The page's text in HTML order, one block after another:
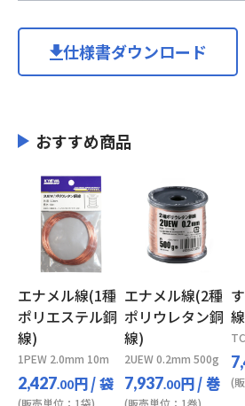
仕様書ダウンロード
おすすめ商品
エナメル線(1種
ポリエステル銅
線)
1PEW 2.0mm 10m
2,427.00円/ 袋
(販売単位：1袋)
エナメル線(2種
ポリウレタン銅
線)
2UEW 0.2mm 500g
7,937.00円/ 巻
(販売単位：1巻)
線
(